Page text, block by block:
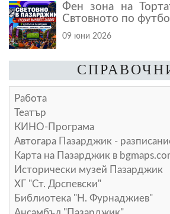
Фен зона на
Свтовното по
09 юни 2026
Работа
Театър
КИНО-Програма
Автогара Пазарджик -
Карта на Пазарджик в
Исторически музей Пазарджик
ХГ "Ст. Доспевски"
Библиотека "Н. Фурнаджиев"